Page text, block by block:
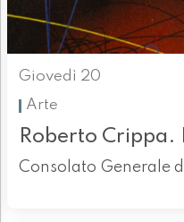
Giovedì 20
Arte
Roberto Crippa.
Consolato Generale